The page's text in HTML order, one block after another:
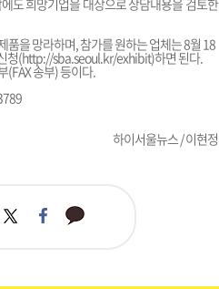
도 희망기업을 대상으로 상담내용을 검토한
품을 망라하며, 참가를 원하는 업체는 8월 18
청(http://sba.seoul.kr/exhibit)하면 된다.
(FAX 송부) 등이다.
하이서울뉴스 / 이현정
트
위
페
이
카
카